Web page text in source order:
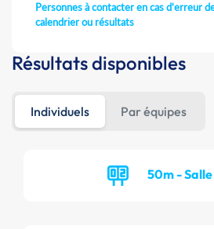
Personnes à contacter en cas d'erreur
calendrier ou résultats
Résultats disponibles
Individuels Par équipes
50m - Salle